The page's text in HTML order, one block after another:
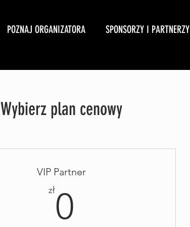
POZNAJ ORGANIZATORA SPONSORZY I PARTNERZY
Wybierz plan cenowy
VIP Partner
zł0